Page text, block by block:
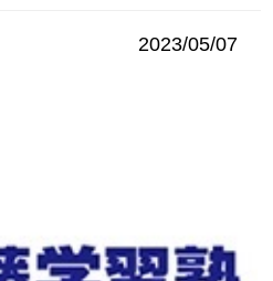
2023/05/07